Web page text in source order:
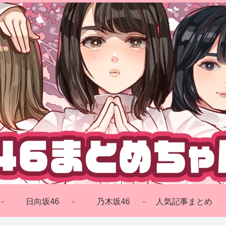
日向坂46 乃木坂46 人気記事まとめ